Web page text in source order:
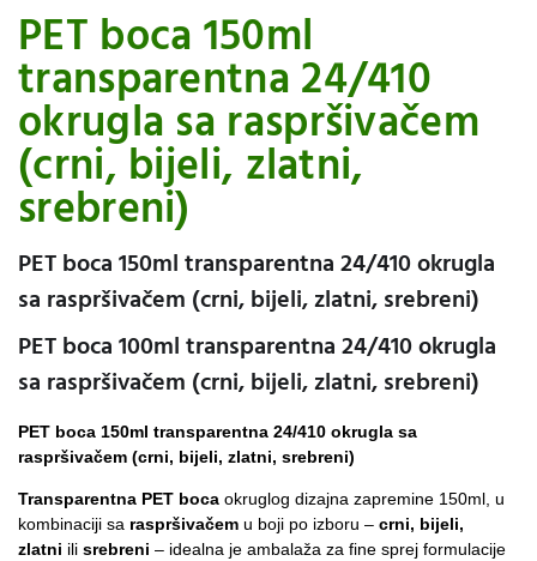
PET boca 150ml
transparentna 24/410
okrugla sa raspršivačem
(crni, bijeli, zlatni,
srebreni)
PET boca 150ml transparentna 24/410 okrugla
sa raspršivačem (crni, bijeli, zlatni, srebreni)
PET boca 100ml transparentna 24/410 okrugla
sa raspršivačem (crni, bijeli, zlatni, srebreni)
PET boca 150ml transparentna 24/410 okrugla sa
raspršivačem (crni, bijeli, zlatni, srebreni)
Transparentna PET boca okruglog dizajna zapremine 150ml, u
kombinaciji sa raspršivačem u boji po izboru – crni, bijeli,
zlatni ili srebreni – idealna je ambalaža za fine sprej formulacije